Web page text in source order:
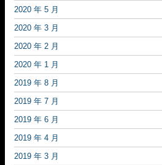
2020 年 5 月
2020 年 3 月
2020 年 2 月
2020 年 1 月
2019 年 8 月
2019 年 7 月
2019 年 6 月
2019 年 4 月
2019 年 3 月